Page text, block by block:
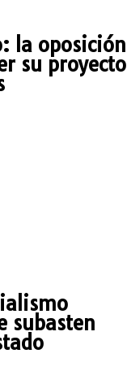
la oposición
su proyecto
subasten